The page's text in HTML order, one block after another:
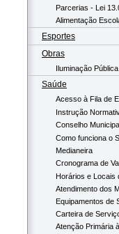
Parcerias - Lei
Alimentação
Esportes
Obras
Iluminação Pública
Saúde
Acesso à Fila de
Instrução
Conselho
Como funciona o
Medianeira
Cronograma de
Horários e Locais
Atendimento dos
Equipamentos de
Carteira de
Atenção Primária